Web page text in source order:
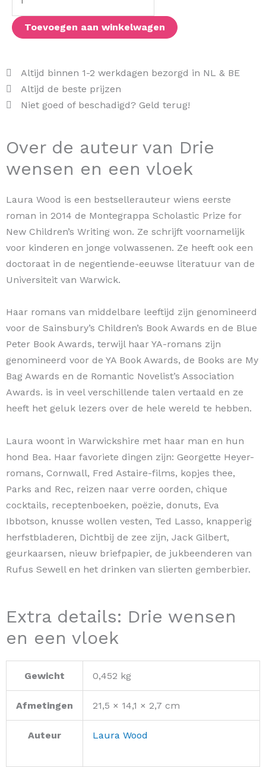
vloek
aantalToevoegen aan winkelwagen
Altijd binnen 1-2 werkdagen bezorgd in NL & BE
Altijd de beste prijzen
Niet goed of beschadigd? Geld terug!
Over de auteur van Drie
wensen en een vloek
Laura Wood is een bestsellerauteur wiens eerste
roman in 2014 de Montegrappa Scholastic Prize for
New Children’s Writing won. Ze schrijft voornamelijk
voor kinderen en jonge volwassenen. Ze heeft ook een
doctoraat in de negentiende-eeuwse literatuur van de
Universiteit van Warwick.
Haar romans van middelbare leeftijd zijn genomineerd
voor de Sainsbury’s Children’s Book Awards en de Blue
Peter Book Awards, terwijl haar YA-romans zijn
genomineerd voor de YA Book Awards, de Books are My
Bag Awards en de Romantic Novelist’s Association
Awards. is in veel verschillende talen vertaald en ze
heeft het geluk lezers over de hele wereld te hebben.
Laura woont in Warwickshire met haar man en hun
hond Bea. Haar favoriete dingen zijn: Georgette Heyer-
romans, Cornwall, Fred Astaire-films, kopjes thee,
Parks and Rec, reizen naar verre oorden, chique
cocktails, receptenboeken, poëzie, donuts, Eva
Ibbotson, knusse wollen vesten, Ted Lasso, knapperig
herfstbladeren, Dichtbij de zee zijn, Jack Gilbert,
geurkaarsen, nieuw briefpapier, de jukbeenderen van
Rufus Sewell en het drinken van slierten gemberbier.
Extra details: Drie wensen
en een vloek
Gewicht 0,452 kg
Afmetingen 21,5 × 14,1 × 2,7 cm
Auteur Laura Wood